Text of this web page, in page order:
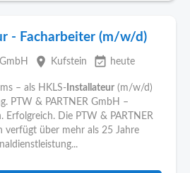
- Facharbeiter (m/w/d)
place Kufstein event_available heute
– als HKLS- Installateur (m/w/d)
PTW & PARTNER GmbH –
Erfolgreich. Die PTW & PARTNER
verfügt über mehr als 25 Jahre